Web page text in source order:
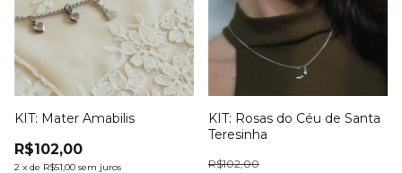
KIT: Mater Amabilis
R$102,00
2 x de R$51,00 sem juros
KIT: Rosas do Céu de Santa
Teresinha
R$102,00